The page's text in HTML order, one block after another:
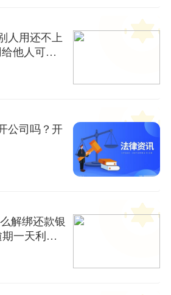
人用还不上
他人可不
公司吗？开
解绑还款银
一天利息